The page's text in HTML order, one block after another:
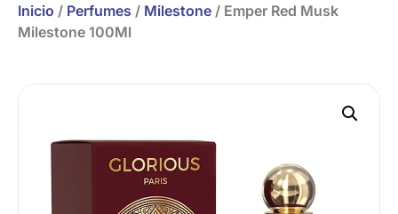
Inicio / Perfumes / Milestone / Emper Red Musk
Milestone 100Ml